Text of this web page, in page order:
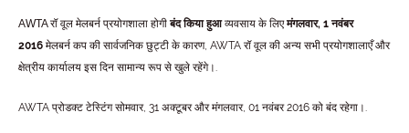
AWTA रॉ वूल मेलबर्न प्रयोगशाला होगीबंद किया हुआव्यवसाय के लिएमंगलवार, 1 नवंबर
2016 मेलबर्न कप की सार्वजनिक छुट्टी के कारण, AWTA रॉ वूल की अन्य सभी प्रयोगशालाएँ और
क्षेत्रीय कार्यालय इस दिन सामान्य रूप से खुले रहेंगे।.
AWTA प्रोडक्ट टेस्टिंग सोमवार, 31 अक्टूबर और मंगलवार, 01 नवंबर 2016 को बंद रहेगा।.